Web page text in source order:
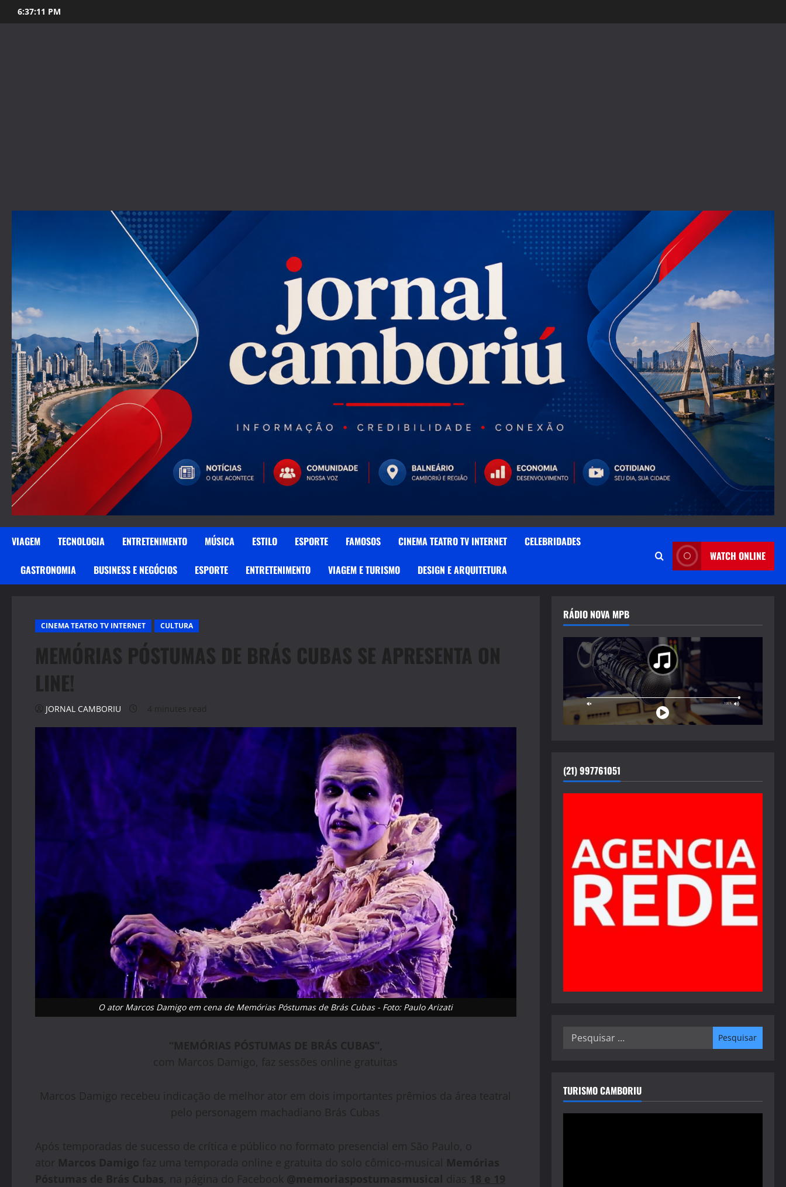
to
6:37:13 PM
VIAGEM TECNOLOGIA ENTRETENIMENTO MÚSICA ESTILO ESPORTE FAMOSOS CINEMA TEATRO TV INTERNET CELEBRIDADES
GASTRONOMIA BUSINESS E NEGÓCIOS ESPORTE ENTRETENIMENTO VIAGEM E TURISMO DESIGN E ARQUITETURA
WATCH ONLINE
CINEMA TEATRO TV INTERNET CULTURA
MEMÓRIAS PÓSTUMAS DE BRÁS CUBAS SE APRESENTA ON
LINE!
JORNAL CAMBORIU 4 minutes read
O ator Marcos Damigo em cena de Memórias Póstumas de Brás Cubas - Foto: Paulo Arizati
“MEMÓRIAS PÓSTUMAS DE BRÁS CUBAS”,
com Marcos Damigo, faz sessões online gratuitas
Marcos Damigo recebeu indicação de melhor ator em dois importantes prêmios da área teatral
pelo personagem machadiano Brás Cubas
Após temporadas de sucesso de crítica e público no formato presencial em São Paulo, o
ator Marcos Damigo faz uma temporada online e gratuita do solo cômico-musical Memórias
Póstumas de Brás Cubas, na página do Facebook @memoriaspostumasmusical dias 18 e 19
RÁDIO NOVA MPB
(21) 997761051
Pesquisar
TURISMO CAMBORIU